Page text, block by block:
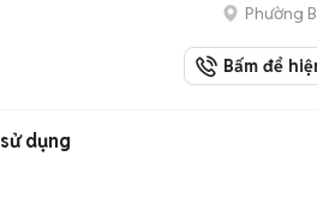
Phường
Bấm để
dụng